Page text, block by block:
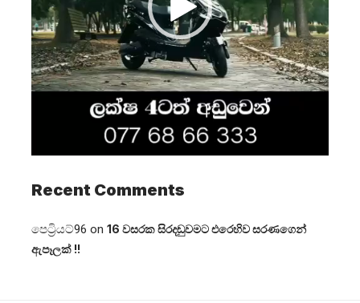
Recent Comments
පෙට්‍රියට්96 on 16 වසරක සිරදඬුවමට එරෙහිව සරණගෙන්
ඇපෑලක් !!